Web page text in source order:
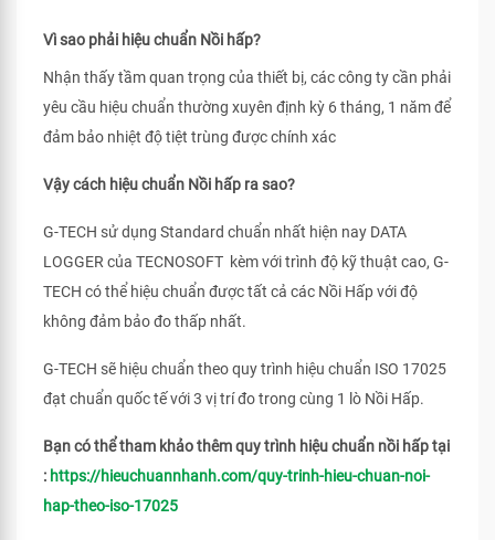
Vì sao phải hiệu chuẩn Nồi hấp?
Nhận thấy tầm quan trọng của thiết bị, các công ty cần phải
yêu cầu hiệu chuẩn thường xuyên định kỳ 6 tháng, 1 năm để
đảm bảo nhiệt độ tiệt trùng được chính xác
Vậy cách hiệu chuẩn Nồi hấp ra sao?
G-TECH sử dụng Standard chuẩn nhất hiện nay DATA
LOGGER của TECNOSOFT kèm với trình độ kỹ thuật cao, G-
TECH có thể hiệu chuẩn được tất cả các Nồi Hấp với độ
không đảm bảo đo thấp nhất.
G-TECH sẽ hiệu chuẩn theo quy trình hiệu chuẩn ISO 17025
đạt chuẩn quốc tế với 3 vị trí đo trong cùng 1 lò Nồi Hấp.
Bạn có thể tham khảo thêm quy trình hiệu chuẩn nồi hấp tại
: https://hieuchuannhanh.com/quy-trinh-hieu-chuan-noi-
hap-theo-iso-17025